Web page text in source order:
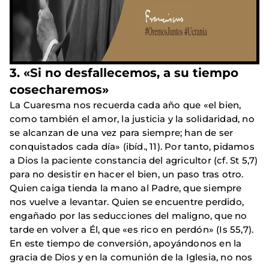
3. «Si no desfallecemos, a su tiempo
cosecharemos»
La Cuaresma nos recuerda cada año que «el bien,
como también el amor, la justicia y la solidaridad, no
se alcanzan de una vez para siempre; han de ser
conquistados cada día» (ibíd., 11). Por tanto, pidamos
a Dios la paciente constancia del agricultor (cf. St 5,7)
para no desistir en hacer el bien, un paso tras otro.
Quien caiga tienda la mano al Padre, que siempre
nos vuelve a levantar. Quien se encuentre perdido,
engañado por las seducciones del maligno, que no
tarde en volver a Él, que «es rico en perdón» (Is 55,7).
En este tiempo de conversión, apoyándonos en la
gracia de Dios y en la comunión de la Iglesia, no nos